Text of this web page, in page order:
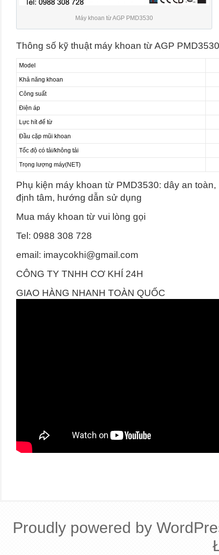
Máy khoan từ AGP PMD3530
Thông số kỹ thuật máy khoan từ AGP
Model
Khả năng khoan
Công suất
Điện áp
Lực hít đế từ
Đầu cặp mũi khoan
Tốc độ có tải/không tải
Trọng lượng máy(NET)
Phụ kiện máy khoan từ PMD3530: dây an
định tâm, hướng dẫn sử dụng
Mua máy khoan từ vui lòng gọi
Tel: 0988 308 728
email: imaycokhi@gmail.com
CÔNG TY TNHH CƠ KHÍ 24H
GIAO HÀNG NHANH TOÀN QUỐC
Proudly powered by